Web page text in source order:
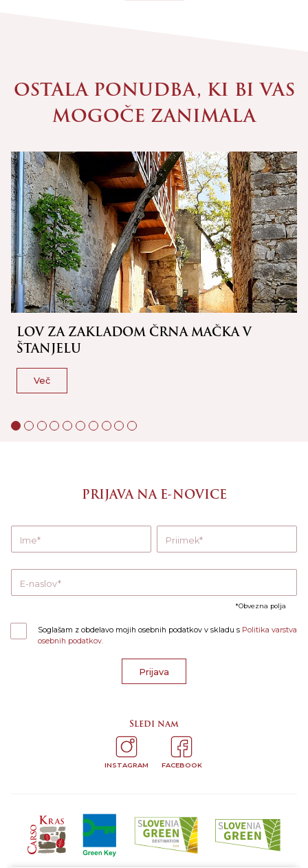
OSTALA PONUDBA, KI BI VAS
MOGOČE ZANIMALA
LOV ZA ZAKLADOM ČRNA MAČKA V
ŠTANJELU
Več
PRIJAVA NA E-NOVICE
Ime Priimek
E-naslov
Obvezna polja
Soglašam z obdelavo mojih osebnih podatkov v skladu s Politika varstva
osebnih podatkov.
Prijava
Sledi nam
INSTAGRAM FACEBOOK